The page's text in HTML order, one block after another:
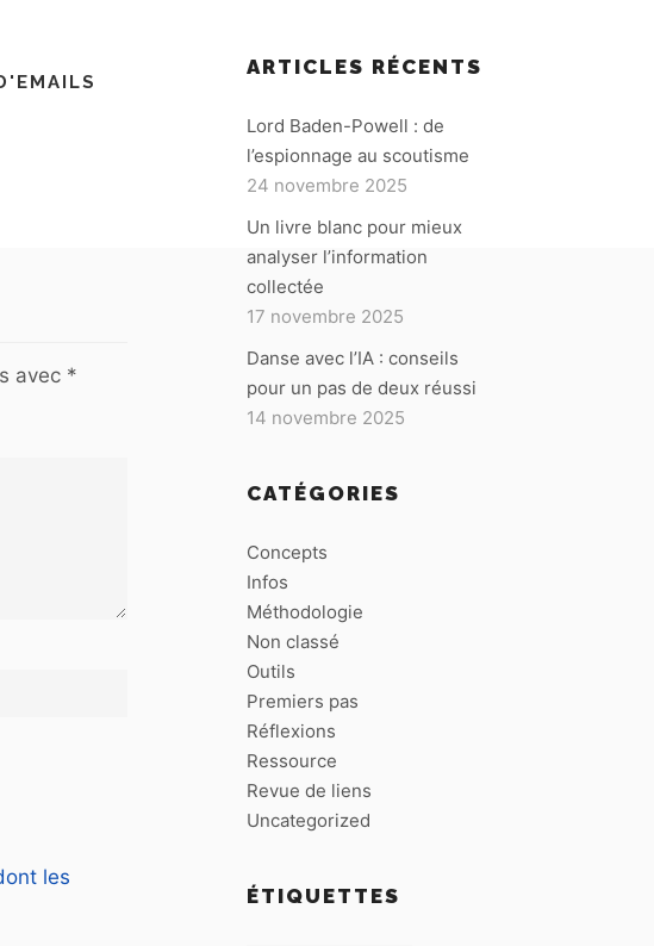
avec *
les
ARTICLES RÉCENTS
Lord Baden-Powell : de
l’espionnage au scoutisme
24 novembre 2025
Un livre blanc pour mieux
analyser l’information
collectée
17 novembre 2025
Danse avec l’IA : conseils
pour un pas de deux réussi
14 novembre 2025
CATÉGORIES
Concepts
Infos
Méthodologie
Non classé
Outils
Premiers pas
Réflexions
Ressource
Revue de liens
Uncategorized
ÉTIQUETTES